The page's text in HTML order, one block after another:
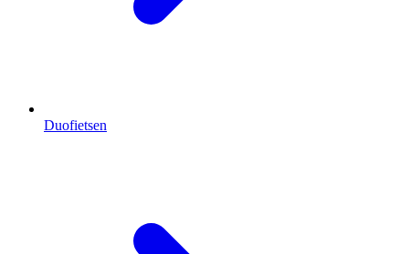
Duofietsen